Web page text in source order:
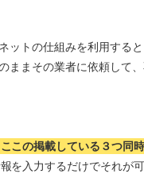
ットの仕組みを利用する
ままその業者に依頼して
この掲載している３つ同
を入力するだけでそれが